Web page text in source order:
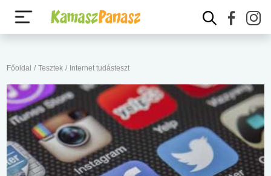
Főoldal / Tesztek / Internet tudásteszt